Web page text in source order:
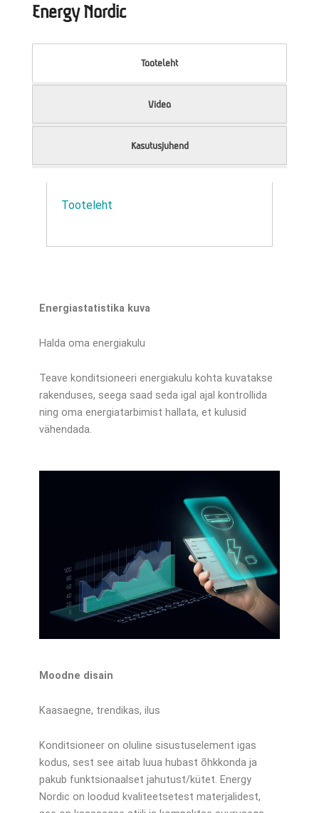
Energy Nordic
Tooteleht
Video
Kasutusjuhend
Tooteleht
Energiastatistika kuva
Halda oma energiakulu
Teave konditsioneeri energiakulu kohta kuvatakse
rakenduses, seega saad seda igal ajal kontrollida
ning oma energiatarbimist hallata, et kulusid
vähendada.
Moodne disain
Kaasaegne, trendikas, ilus
Konditsioneer on oluline sisustuselement igas
kodus, sest see aitab luua hubast õhkkonda ja
pakub funktsionaalset jahutust/kütet. Energy
Nordic on loodud kvaliteetsetest materjalidest,